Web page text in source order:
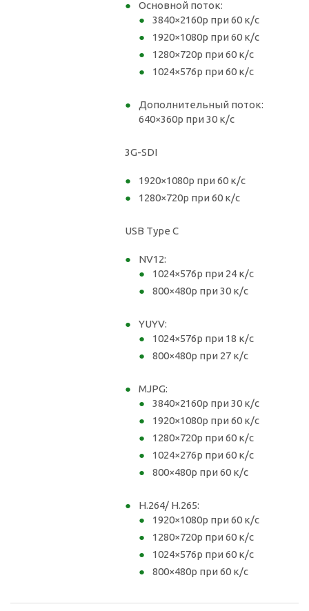
Основной поток:
3840×2160р при 60 к/с
1920×1080р при 60 к/с
1280×720р при 60 к/с
1024×576р при 60 к/с
Дополнительный поток:
640×360р при 30 к/с
3G-SDI
1920×1080р при 60 к/с
1280×720р при 60 к/с
USB Type C
NV12:
1024×576р при 24 к/с
800×480р при 30 к/с
YUYV:
1024×576р при 18 к/с
800×480р при 27 к/с
MJPG:
3840×2160р при 30 к/с
1920×1080р при 60 к/с
1280×720р при 60 к/с
1024×276р при 60 к/с
800×480р при 60 к/с
H.264/ H.265:
1920×1080р при 60 к/с
1280×720р при 60 к/с
1024×576р при 60 к/с
800×480р при 60 к/с